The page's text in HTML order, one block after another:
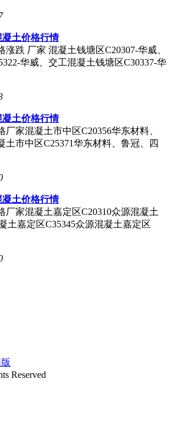
凝土价格行情
跌 厂家 混凝土钱塘区C20307-华威、
华威、交工混凝土钱塘区C30337-华
凝土价格行情
家混凝土市中区C20356华东材料、
土市中区C25371华东材料、鲁冠、四
凝土价格行情
厂家混凝土嘉定区C20310众源混凝土
土嘉定区C35345众源混凝土嘉定区
Reserved